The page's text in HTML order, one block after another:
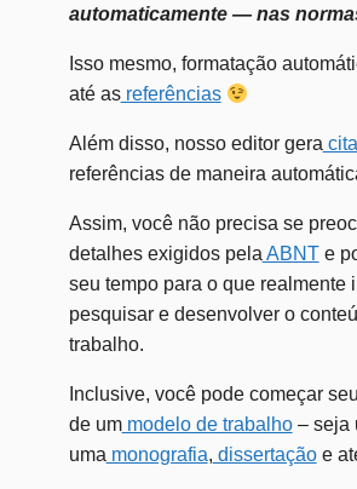
automaticamente — nas
Isso mesmo, formatação
até asreferências
Além disso, nosso editor gera
referências de maneira
Assim, você não precisa se
detalhes exigidos pela ABNTe
seu tempo para o que realmente
pesquisar e desenvolver o
trabalho.
Inclusive, você pode começar
de ummodelo de trabalho– seja
uma monografia, dissertaçãoe